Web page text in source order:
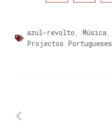
azul-revolto , Música,
Projectos Portugueses